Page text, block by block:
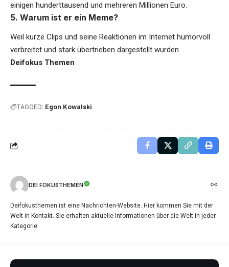
einigen hunderttausend und mehreren Millionen Euro.
5. Warum ist er ein Meme?
Weil kurze Clips und seine Reaktionen im Internet humorvoll
verbreitet und stark übertrieben dargestellt wurden.
Deifokus Themen
TAGGED: Egon Kowalski
DEI FOKUSTHEMEN
Deifokusthemen ist eine Nachrichten-Website. Hier kommen Sie mit der
Welt in Kontakt. Sie erhalten aktuelle Informationen über die Welt in jeder
Kategorie.